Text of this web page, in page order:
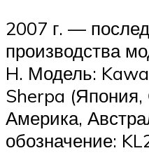
2007 г. —
производства
H. Модель:
Sherpa (Япония,
Америка,
обозначение: